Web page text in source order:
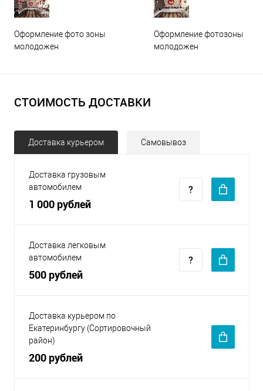
Оформление фото зоны
молодожен
Оформление фотозоны
молодожен
СТОИМОСТЬ ДОСТАВКИ
Доставка курьером Самовывоз
Доставка грузовым
автомобилем
1 000 рублей
Доставка легковым
автомобилем
500 рублей
Доставка курьером по
Екатеринбургу (Сортировочный
район)
200 рублей